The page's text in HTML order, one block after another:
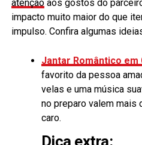
atençãoaos gostos do
impacto muito maior do que
impulso. Confira algumas
Jantar Romântico em
favorito da pessoa
velas e uma música
no preparo valem mais
caro.
Dica extra: